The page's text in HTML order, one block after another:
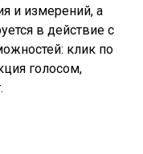
и измерений, а
в действие с
клик по
голосом,